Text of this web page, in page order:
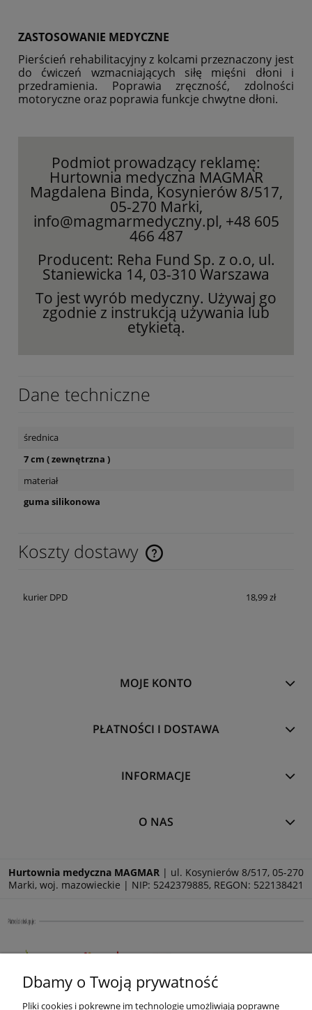
ZASTOSOWANIE MEDYCZNE
Pierścień rehabilitacyjny z kolcami przeznaczony jest
do ćwiczeń wzmacniających siłę mięśni dłoni i
przedramienia. Poprawia zręczność, zdolności
motoryczne oraz poprawia funkcje chwytne dłoni.
Podmiot prowadzący reklamę:
Hurtownia medyczna MAGMAR
Magdalena Binda, Kosynierów 8/517,
05-270 Marki,
info@magmarmedyczny.pl, +48 605
466 487
Producent: Reha Fund Sp. z o.o, ul.
Staniewicka 14, 03-310 Warszawa
To jest wyrób medyczny. Używaj go
zgodnie z instrukcją używania lub
etykietą.
Dane techniczne
średnica
7 cm ( zewnętrzna )
materiał
guma silikonowa
Koszty dostawy
Cena nie zawiera ewentualnych kosztów płatności
kurier DPD 18,99 zł
MOJE KONTO
PŁATNOŚCI I DOSTAWA
INFORMACJE
O NAS
Hurtownia medyczna MAGMAR | ul. Kosynierów 8/517, 05-270
Marki, woj. mazowieckie | NIP: 5242379885, REGON: 522138421
Dbamy o Twoją prywatność
Pliki cookies i pokrewne im technologie umożliwiają poprawne